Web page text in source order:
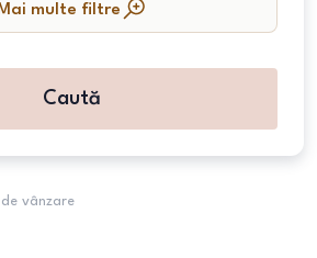
Mai multe filtre
Caută
vânzare